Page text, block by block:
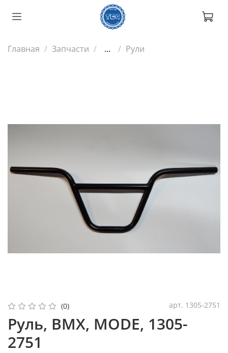
Главная Запчасти ... Рули
(0) арт. 1305-2751
Руль, BMX, MODE, 1305-
2751